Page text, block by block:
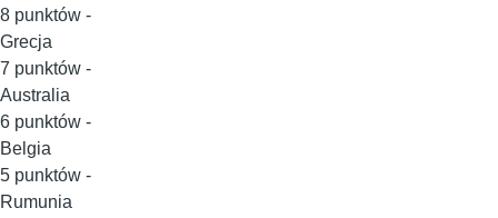
8 punktów -
Grecja
7 punktów -
Australia
6 punktów -
Belgia
5 punktów -
Rumunia